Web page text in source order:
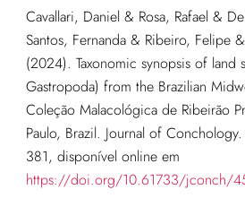
Cavallari, Daniel & Rosa, Rafael &
Santos, Fernanda & Ribeiro, Felipe
(2024). Taxonomic synopsis of land
Gastropoda) from the Brazilian
Coleção Malacológica de Ribeirão
Paulo, Brazil. Journal of
381, disponível online em
https://doi.org/10.61733/jconch/